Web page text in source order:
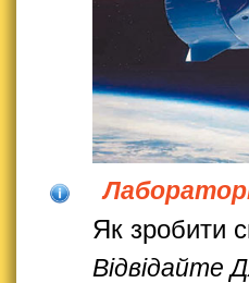
Як зробити
Відвідайте